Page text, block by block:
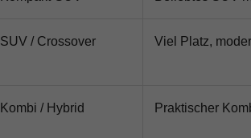
SUV / Crossover Viel Platz,
Kombi / Hybrid Praktischer